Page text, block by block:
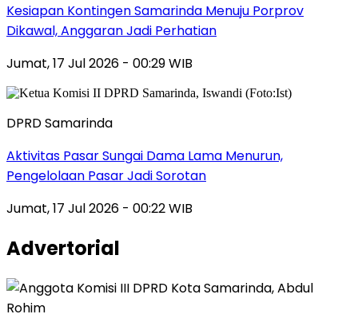
Kesiapan Kontingen Samarinda Menuju Porprov
Dikawal, Anggaran Jadi Perhatian
Jumat, 17 Jul 2026 - 00:29 WIB
DPRD Samarinda
Aktivitas Pasar Sungai Dama Lama Menurun,
Pengelolaan Pasar Jadi Sorotan
Jumat, 17 Jul 2026 - 00:22 WIB
Advertorial